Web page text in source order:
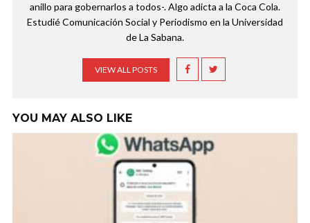
anillo para gobernarlos a todos-. Algo adicta a la Coca Cola.
Estudié Comunicación Social y Periodismo en la Universidad
de La Sabana.
VIEW ALL POSTS
YOU MAY ALSO LIKE